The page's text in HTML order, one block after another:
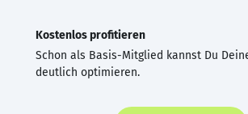
Kostenlos profitieren
Schon als Basis-Mitglied kannst Du
deutlich optimieren.